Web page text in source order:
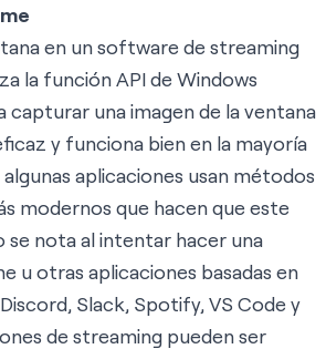
en un software de streaming
la función API de Windows
capturar una imagen de la ventana
y funciona bien en la mayoría
aplicaciones usan métodos
modernos que hacen que este
se nota al intentar hacer una
u otras aplicaciones basadas en
Slack, Spotify, VS Code y
de streaming pueden ser